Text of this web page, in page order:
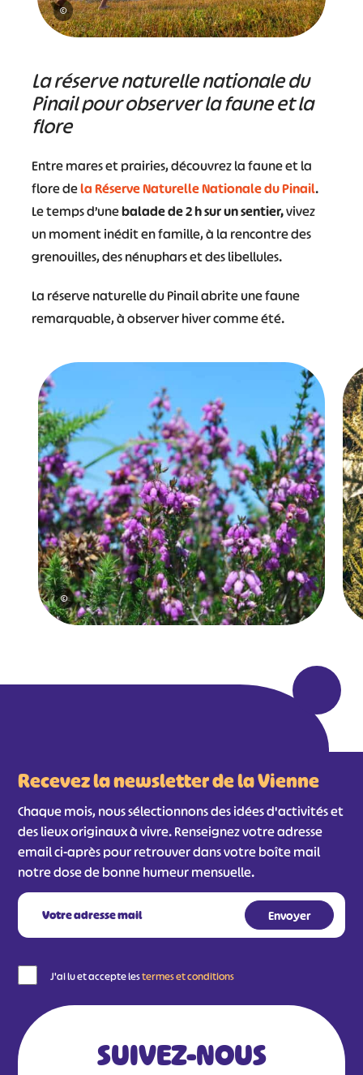
©
La réserve naturelle nationale du
Pinail pour observer la faune et la
flore
Entre mares et prairies, découvrez la faune et la
flore dela Réserve Naturelle Nationale du Pinail.
Le temps d’unebalade de 2 h sur un sentier,vivez
un moment inédit en famille, à la rencontre des
grenouilles, des nénuphars et des libellules.
La réserve naturelle du Pinail abrite une faune
remarquable, à observer hiver comme été.
©
Recevez la newsletter de la Vienne
Chaque mois, nous sélectionnons des idées d'activités et
des lieux originaux à vivre. Renseignez votre adresse
email ci-après pour retrouver dans votre boîte mail
notre dose de bonne humeur mensuelle.
J'ai lu et accepte lestermes et conditions
SUIVEZ-NOUS